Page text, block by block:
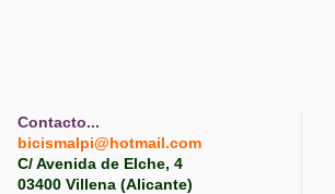
Contacto...
bicismalpi@hotmail.com
C/ Avenida de Elche, 4
03400 Villena (Alicante)